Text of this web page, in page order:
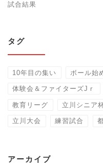
試合結果
タグ
10年目の集い ボール始
体験会＆ファイターズJｒ
教育リーグ 立川シニア
立川大会 練習試合
アーカイブ